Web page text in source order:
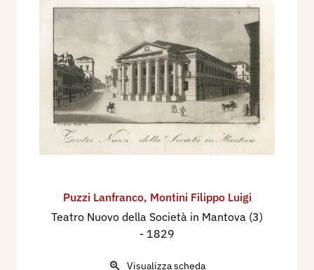
Puzzi Lanfranco, Montini Filippo Luigi
Teatro Nuovo della Società in Mantova (3)
- 1829
Visualizza scheda